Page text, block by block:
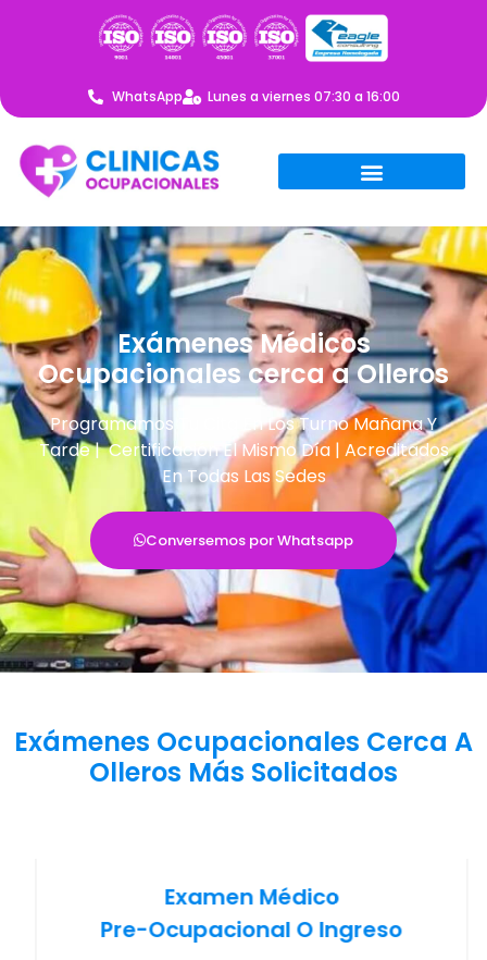
WhatsApp Lunes a viernes 07:30 a 16:00
Exámenes Médicos
Ocupacionales cerca a Olleros
Programamos Tu Cita En Los Turno Mañana Y
Tarde | Certificación El Mismo Día | Acreditados
En Todas Las Sedes
Conversemos por Whatsapp
Exámenes Ocupacionales Cerca A
Olleros Más Solicitados